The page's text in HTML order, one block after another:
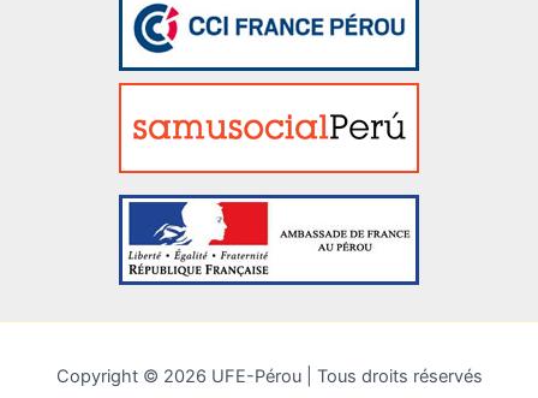
Copyright © 2026 UFE-Pérou | Tous droits réservés